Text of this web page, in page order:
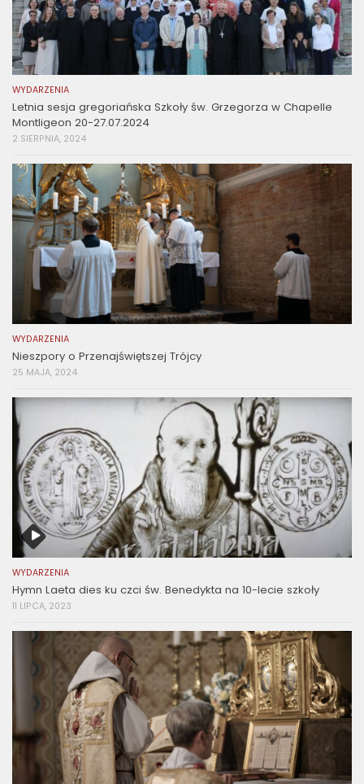
WYDARZENIA
Letnia sesja gregoriańska Szkoły św. Grzegorza w Chapelle
Montligeon 20-27.07.2024
2 SIERPNIA, 2024
WYDARZENIA
Nieszpory o Przenajświętszej Trójcy
25 MAJA, 2024
WYDARZENIA
Hymn Laeta dies ku czci św. Benedykta na 10-lecie szkoły
11 LIPCA, 2023